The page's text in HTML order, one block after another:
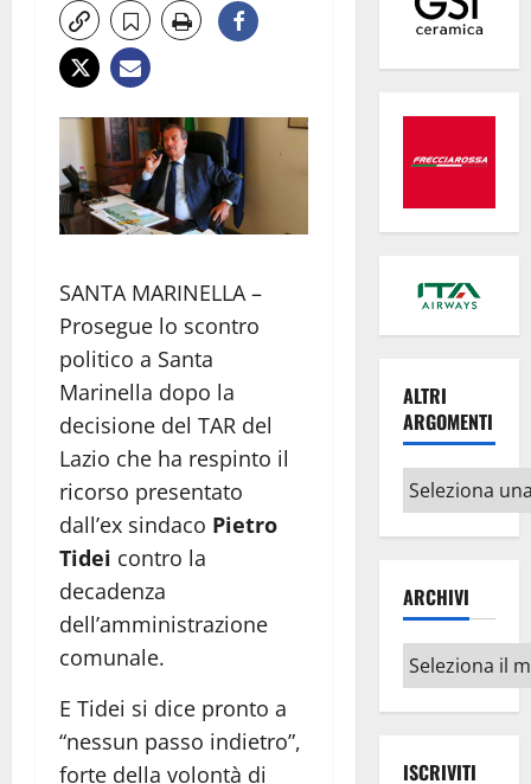
SANTA MARINELLA –
Prosegue lo scontro
politico a Santa
Marinella dopo la
decisione del TAR del
Lazio che ha respinto il
ricorso presentato
dall’ex sindaco Pietro
Tidei contro la
decadenza
dell’amministrazione
comunale.
E Tidei si dice pronto a
“nessun passo indietro”,
forte della volontà di
ALTRI
ARGOMENTI
Altri
argomenti
ARCHIVI
Archivi
ISCRIVITI